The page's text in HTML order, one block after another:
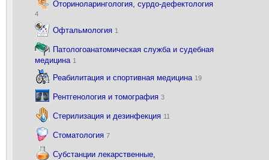
Оториноларингология, сурдо-дефектология
4
Офтальмология 1
Патологоанатомическая служба и судебная
медицина 1
Реабилитация и спортивная медицина 19
Рентгенология и томография 3
Стерилизация и дезинфекция 11
Стоматология 7
Субстанции лекарственные,